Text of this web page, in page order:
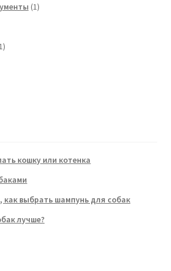
11
1
кошку или котенка
как выбрать шампунь для собак
лучше?